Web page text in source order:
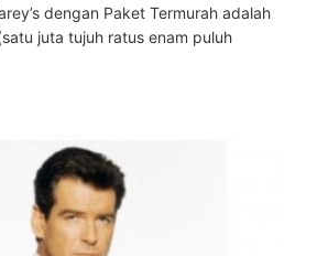
dengan Paket Termurah adalah
juta tujuh ratus enam puluh